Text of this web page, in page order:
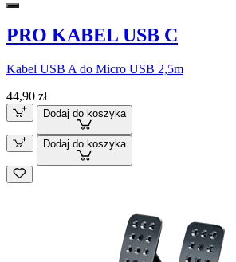
PRO KABEL USB C
Kabel USB A do Micro USB 2,5m
44,90 zł
Dodaj do koszyka
Dodaj do koszyka